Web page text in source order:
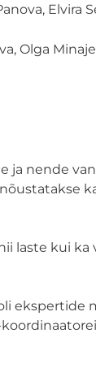
Elvira
Olga
ja nende
laste kui ka
ekspertide